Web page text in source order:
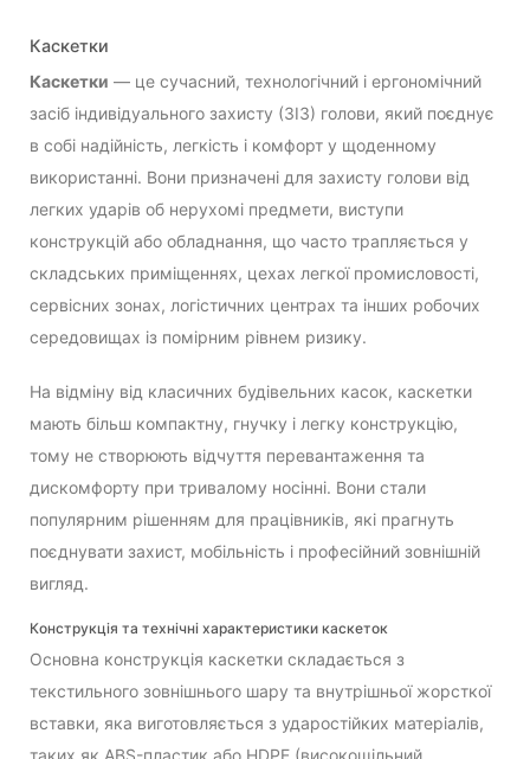
Каскетки
Каскетки — це сучасний, технологічний і ергономічний
засіб індивідуального захисту (ЗІЗ) голови, який поєднує
в собі надійність, легкість і комфорт у щоденному
використанні. Вони призначені для захисту голови від
легких ударів об нерухомі предмети, виступи
конструкцій або обладнання, що часто трапляється у
складських приміщеннях, цехах легкої промисловості,
сервісних зонах, логістичних центрах та інших робочих
середовищах із помірним рівнем ризику.
На відміну від класичних будівельних касок, каскетки
мають більш компактну, гнучку і легку конструкцію,
тому не створюють відчуття перевантаження та
дискомфорту при тривалому носінні. Вони стали
популярним рішенням для працівників, які прагнуть
поєднувати захист, мобільність і професійний зовнішній
вигляд.
Конструкція та технічні характеристики каскеток
Основна конструкція каскетки складається з
текстильного зовнішнього шару та внутрішньої жорсткої
вставки, яка виготовляється з ударостійких матеріалів,
таких як ABS-пластик або HDPE (високощільний